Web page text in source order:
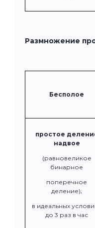
Размножение
Бесполое
простое
надвое
(равновеликое
бинарное
поперечное
деление);
в идеальных
до 3 раз в час